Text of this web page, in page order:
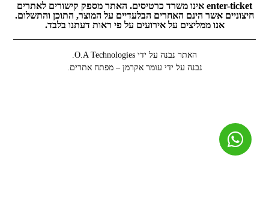
enter-ticket אינו משרד כרטיסים. האתר מספק קישורים לאתרים
חיצוניים אשר הינם האחרים הבלעדיים על המוצר, התוכן והתשלום.
אנו ממליצים על אירועים על פי ראות דעתנו בלבד.
האתר נבנה על ידי O.A Technologies.
נבנה על ידי עומר אקרמן – מפתח אתרים.